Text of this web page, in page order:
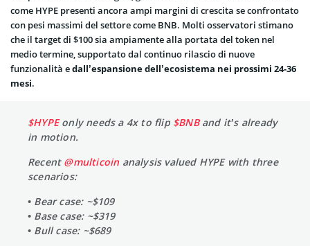
come HYPE presenti ancora ampi margini di crescita se confrontato
con pesi massimi del settore come BNB. Molti osservatori stimano
che il target di $100 sia ampiamente alla portata del token nel
medio termine, supportato dal continuo rilascio di nuove
funzionalità edall’espansione dell’ecosistema nei prossimi 24-36
mesi.
$HYPEonly needs a 4x to flip $BNBand it’s already
in motion.
Recent @multicoin analysis valued HYPE with three
scenarios:
• Bear case: ~$109
• Base case: ~$319
• Bull case: ~$689